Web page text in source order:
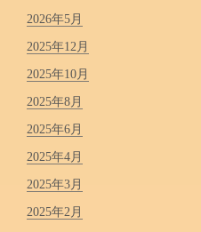
2026年5月
2025年12月
2025年10月
2025年8月
2025年6月
2025年4月
2025年3月
2025年2月